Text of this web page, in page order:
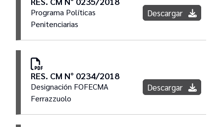
Secretaría de Administración General y
Presupuesto
Disciplina y Acusación
Comisión de Selección de Jueces, Juezas e
Integrantes del Ministerio Público
Comisión de Administración, Gestión y
Programa Políticas
Penitenciarias
Descargar
RES. CM N° 0234/2018
Designación FOFECMA
Ferrazzuolo
Descargar